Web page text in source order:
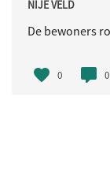
NIJE VELD
0 0